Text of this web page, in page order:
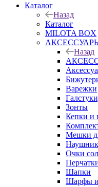
Каталог
Назад
Каталог
MILOTA BOX
Назад
Варежки
Зонты
Кепки и
Мешки
Очки
Шапки
Шарфы